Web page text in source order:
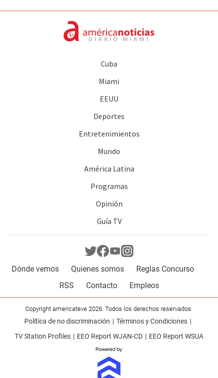
Cuba
Miami
EEUU
Deportes
Entretenimientos
Mundo
América Latina
Programas
Opinión
Guía TV
Dónde vernos Quienes somos
Reglas Concurso
RSS
Contacto Empleos
Copyright americateve 2026. Todos los derechos reservados.
Política de no discriminación
Términos y Condiciones
TV Station Profiles
EEO Report WJAN-CD EEO Report WSUA